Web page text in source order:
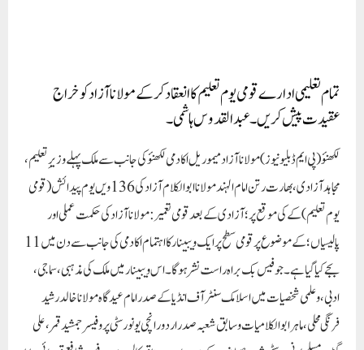
بجے کیا گیا ہے۔ جو فیس بک براہ راست نشر ہوگا ۔ اس ویبینار میں ملک کی مذہبی ، سماجی ،
ادبی ،و علمی شخصیات میں اسلامک سنٹر آف انڈیا کے صدر امام عیدگاہ مولانا خالد رشید
فرنگی محلی ، ماہر ابوالکلامیات وسابق شعبہ صدر اردو رانچی یونورسٹی پروفیسر جمشید قمر ، علی
گڑھ مسلم یونی ورسٹی شعبہ صحافت کے صدر ادیب و ناقد کالمسٹ پروفیسر شافع قدوائی ، بابا
صاحب بھیم راؤ امبیڈکر یونیورسٹی کے شعبہ سماجی علوم کے صدر پروفیسر رودر پرساد ساہو ،
اسی یونورسٹی کے شعبہ تعلیم کے ایسوسیٹ پروفیسر ڈاکٹر راج سرن شاہی و شعبہ قانون کی
ایسوسیٹ پروفیسر ڈاکٹر صوفیہ احمد ، ٹیکنو کالج کے شعبہ صدر پروفیسر محمد اسامہ ، اکادمی کے
صدر سینیر صحافی شارق علوی صاحبان اس موضوع پر روشنی ڈالیں گے ۔جنرل سیکریٹری
ڈاکٹر عبد القدوس ہاشمی نے تمام ، مدارس تعلیمی ،تکنیکی ، سماجی و سیاسی اداروں کے ذمہ
داروں سے کہا ہے کہ وہ 11نومبر کو یوم تعلیم کے موقع پر تعلیمی ، ادبی ، ثقافتی و اصلاحی